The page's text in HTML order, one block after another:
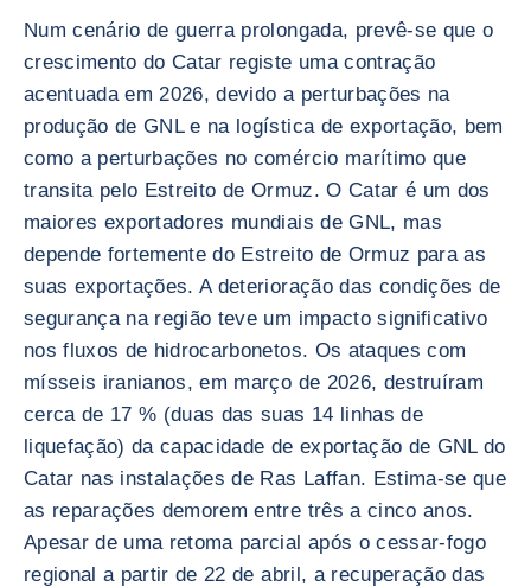
Num cenário de guerra prolongada, prevê-se que o
crescimento do Catar registe uma contração
acentuada em 2026, devido a perturbações na
produção de GNL e na logística de exportação, bem
como a perturbações no comércio marítimo que
transita pelo Estreito de Ormuz. O Catar é um dos
maiores exportadores mundiais de GNL, mas
depende fortemente do Estreito de Ormuz para as
suas exportações. A deterioração das condições de
segurança na região teve um impacto significativo
nos fluxos de hidrocarbonetos. Os ataques com
mísseis iranianos, em março de 2026, destruíram
cerca de 17 % (duas das suas 14 linhas de
liquefação) da capacidade de exportação de GNL do
Catar nas instalações de Ras Laffan. Estima-se que
as reparações demorem entre três a cinco anos.
Apesar de uma retoma parcial após o cessar-fogo
regional a partir de 22 de abril, a recuperação das